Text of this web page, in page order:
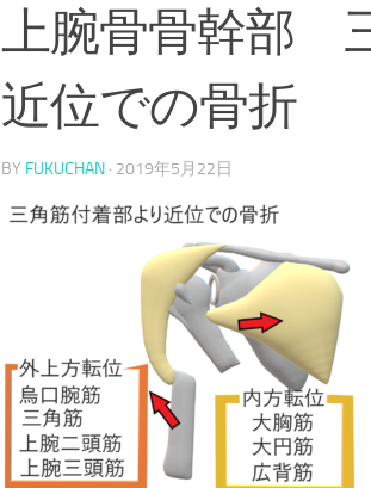
上腕骨骨幹部
近位での骨折
BY FUKUCHAN · 2019年5月22日